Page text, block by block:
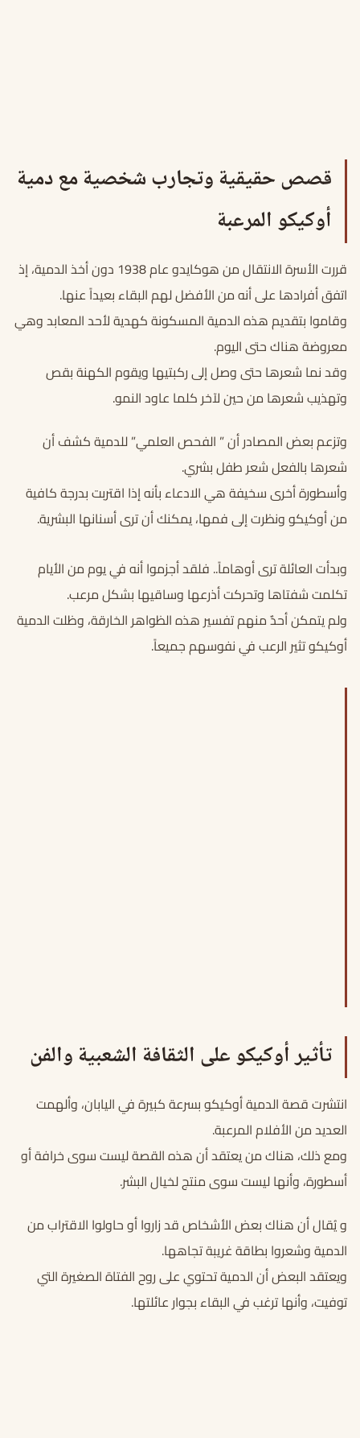
قصص حقيقية وتجارب شخصية مع دمية
أوكيكو المرعبة
قررت الأسرة الانتقال من هوكايدو عام 1938 دون أخذ الدمية، إذ
اتفق أفرادها على أنه من الأفضل لهم البقاء بعيداً عنها.
وقاموا بتقديم هذه الدمية المسكونة كهدية لأحد المعابد وهي
معروضة هناك حتى اليوم.
وقد نما شعرها حتى وصل إلى ركبتيها ويقوم الكهنة بقص
وتهذيب شعرها من حين لآخر كلما عاود النمو.
وتزعم بعض المصادر أن ” الفحص العلمي” للدمية كشف أن
شعرها بالفعل شعر طفل بشري.
وأسطورة أخرى سخيفة هي الادعاء بأنه إذا اقتربت بدرجة كافية
من أوكيكو ونظرت إلى فمها، يمكنك أن ترى أسنانها البشرية.
وبدأت العائلة ترى أوهاماً.. فلقد أجزموا أنه في يوم من الأيام
تكلمت شفتاها وتحركت أذرعها وساقيها بشكل مرعب.
ولم يتمكن أحدٌ منهم تفسير هذه الظواهر الخارقة، وظلت الدمية
أوكيكو تثير الرعب في نفوسهم جميعاً.
تأثير أوكيكو على الثقافة الشعبية والفن
انتشرت قصة الدمية أوكيكو بسرعة كبيرة في اليابان، وألهمت
العديد من الأفلام المرعبة.
ومع ذلك، هناك من يعتقد أن هذه القصة ليست سوى خرافة أو
أسطورة، وأنها ليست سوى منتج لخيال البشر.
و يُقال أن هناك بعض الأشخاص قد زاروا أو حاولوا الاقتراب من
الدمية وشعروا بطاقة غريبة تجاهها.
ويعتقد البعض أن الدمية تحتوي على روح الفتاة الصغيرة التي
توفيت، وأنها ترغب في البقاء بجوار عائلتها.